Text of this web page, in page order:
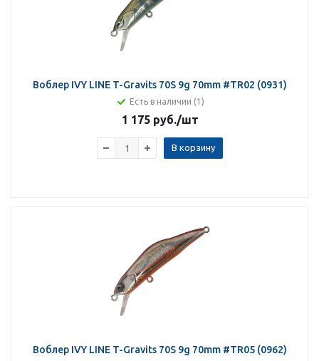
Воблер IVY LINE T-Gravits 70S 9g 70mm #TR02 (0931)
Есть в наличии (1)
1 175 руб./шт
В корзину
Воблер IVY LINE T-Gravits 70S 9g 70mm #TR05 (0962)